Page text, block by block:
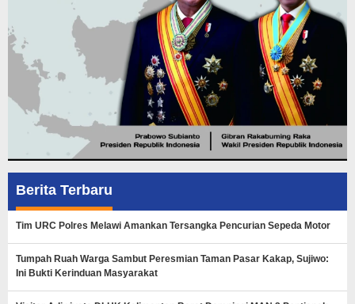
Berita Terbaru
Tim URC Polres Melawi Amankan Tersangka Pencurian Sepeda Motor
Tumpah Ruah Warga Sambut Peresmian Taman Pasar Kakap, Sujiwo:
Ini Bukti Kerinduan Masyarakat